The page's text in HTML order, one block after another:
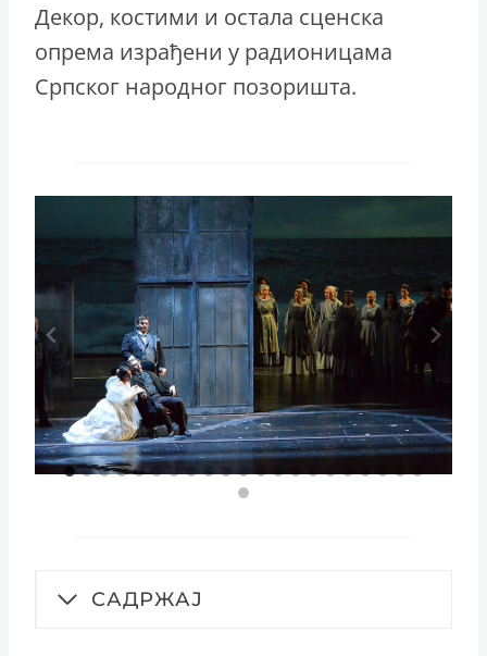
Декор, костими и остала сценска
опрема израђени у радионицама
Српског народног позоришта.
САДРЖАЈ